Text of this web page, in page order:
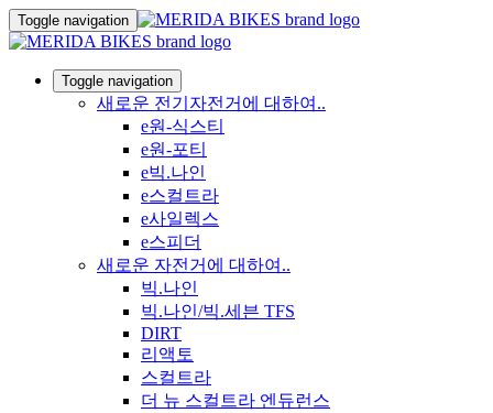
Toggle navigation
Toggle navigation
새로운 전기자전거에 대하여..
e원-식스티
e원-포티
e빅.나인
e스컬트라
e사일렉스
e스피더
새로운 자전거에 대하여..
빅.나인
빅.나인/빅.세븐 TFS
DIRT
리액토
스컬트라
더 뉴 스컬트라 엔듀런스